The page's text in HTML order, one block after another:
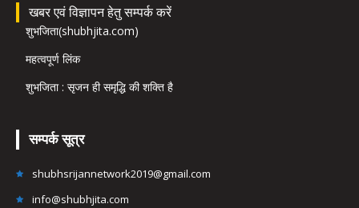
खबर एवं विज्ञापन हेतु सम्पर्क करें
शुभजिता(shubhjita.com)
महत्वपूर्ण लिंक
शुभजिता : सृजन ही समृद्धि की शक्ति है
सम्पर्क सूत्र
shubhsrijannetwork2019@gmail.com
info@shubhjita.com